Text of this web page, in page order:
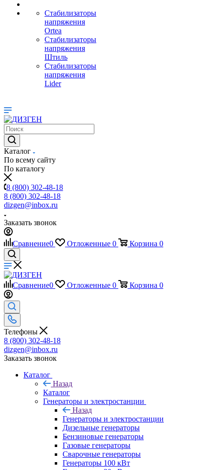
Стабилизаторы
напряжения
Ortea
Стабилизаторы
напряжения
Штиль
Стабилизаторы
напряжения
Lider
Каталог
По всему сайту
По каталогу
8 (800) 302-48-18
8 (800) 302-48-18
dizgen@inbox.ru
Заказать звонок
Сравнение0 Отложенные 0 Корзина 0
Сравнение0 Отложенные 0 Корзина 0
Телефоны
8 (800) 302-48-18
dizgen@inbox.ru
Заказать звонок
Каталог
Назад
Каталог
Генераторы и электростанции
Назад
Генераторы и электростанции
Дизельные генераторы
Бензиновые генераторы
Газовые генераторы
Сварочные генераторы
Генераторы 100 кВт